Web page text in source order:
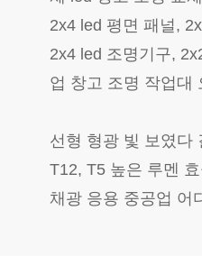
2x4 led 평면 패널,
2x4 led 조명기구,
업 창고 조명 작업대
선형 형광 빛 보였다
T12, T5 높은 루멘
채광 응용 중공업 어